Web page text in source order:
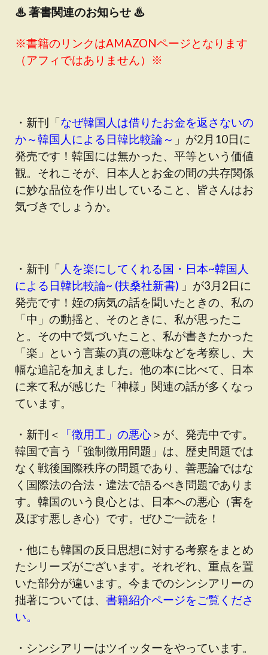
♨著書関連のお知らせ ♨
※書籍のリンクはAMAZONページとなります
（アフィではありません）※
・新刊「なぜ韓国人は借りたお金を返さないの
か～韓国人による日韓比較論～ 」が2月10日に
発売です！韓国には無かった、平等という価値
観。それこそが、日本人とお金の間の共存関係
に妙な品位を作り出していること、皆さんはお
気づきでしょうか。
・新刊「 人を楽にしてくれる国・日本~韓国人
による日韓比較論~ (扶桑社新書) 」が3月2日に
発売です！姪の病気の話を聞いたときの、私の
「中」の動揺と、そのときに、私が思ったこ
と。その中で気づいたこと、私が書きたかった
「楽」という言葉の真の意味などを考察し、大
幅な追記を加えました。他の本に比べて、日本
に来て私が感じた「神様」関連の話が多くなっ
ています。
・新刊＜ 「徴用工」の悪心＞が、発売中です。
韓国で言う「強制徴用問題」は、歴史問題では
なく戦後国際秩序の問題であり、善悪論ではな
く国際法の合法・違法で語るべき問題でありま
す。韓国のいう良心とは、日本への悪心（害を
及ぼす悪しき心）です。ぜひご一読を！
・他にも韓国の反日思想に対する考察をまとめ
たシリーズがございます。それぞれ、重点を置
いた部分が違います。今までのシンシアリーの
拙著については、 書籍紹介ページをご覧くださ
い。
・シンシアリーはツイッターをやっています。